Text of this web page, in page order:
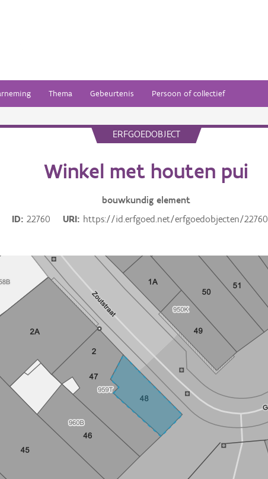
Thema Gebeurtenis Persoon of collectief
ERFGOEDOBJECT
Winkel met houten pui
bouwkundig element
ID
22760 URI https://id.erfgoed.net/erfgoedobjecten/22760